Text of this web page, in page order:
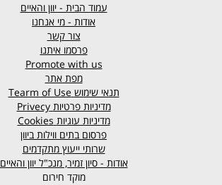
עמוד הבית - יוון והאיים
אודות - מי אנחנו
צור קשר
פרסמו איתנו
Promote with us
מפת אתר
תנאי שימוש
מדיניות פרטיות Privecy
מדיניות עוגיות Cookies
פרסום בתים ווילות ביוון
שרותי ייעוץ מתקדמים
אודות - סיון זמיר, מנכ"ל יוון והאיים
מוקד חירום